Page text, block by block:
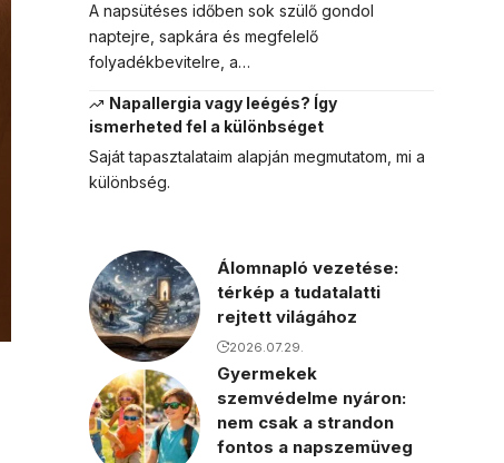
A napsütéses időben sok szülő gondol
naptejre, sapkára és megfelelő
folyadékbevitelre, a…
Napallergia vagy leégés? Így
ismerheted fel a különbséget
Saját tapasztalataim alapján megmutatom, mi a
különbség.
Álomnapló vezetése:
térkép a tudatalatti
rejtett világához
2026.07.29.
Gyermekek
szemvédelme nyáron:
nem csak a strandon
fontos a napszemüveg